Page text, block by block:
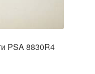
PSA 8830R4